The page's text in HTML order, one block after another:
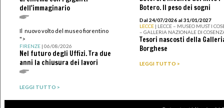
dell'immaginario
Il nuovo volto del museo fiorentino
">
FIRENZE| 06/08/2026
Nel futuro degli Uffizi. Tra due
anni la chiusura dei lavori
LEGGI TUTTO >
Botero. Il peso dei sogni
Dal 24/07/2026 al 31/01/2027
LECCE | LECCE – MUSEO MUST I
– GALLERIA NAZIONALE DI
Tesori nascosti della
Borghese
LEGGI TUTTO >